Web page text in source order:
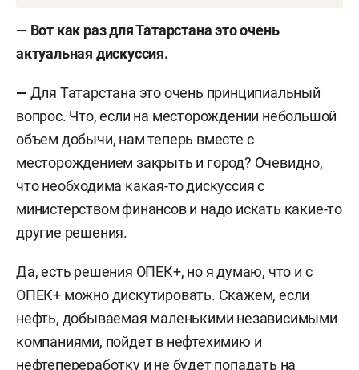
в Красноярском крае.
Тартуского университета по специальности
«физик-теоретик».
Долгое время проживал в Европе, публиковался
там под псевдонимамиBoriss Alestarи
Константин Борисов.
интернет-порталах, включая и отраслевые
конференции, такие как Российская
энергетическая неделя и Московский
экономический форум.
— Вот как раз для Татарстана это очень
актуальная дискуссия.
— Для Татарстана это очень принципиальный
вопрос. Что, если на месторождении небольшой
объем добычи, нам теперь вместе с
месторождением закрыть и город? Очевидно,
что необходима какая-то дискуссия с
министерством финансов и надо искать какие-то
другие решения.
Да, есть решения ОПЕК+, но я думаю, что и с
ОПЕК+ можно дискутировать. Скажем, если
нефть, добываемая маленькими независимыми
компаниями, пойдет в нефтехимию и
нефтепереработку и не будет попадать на